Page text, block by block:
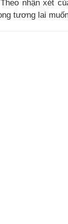
nhận xét
tương lai